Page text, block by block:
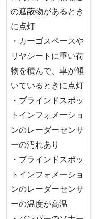
の遮蔽物があるとき
に点灯
・カーゴスペースや
リヤシートに重い荷
物を積んで、車が傾
いているときに点灯
・ブラインドスポッ
トインフォメーショ
ンのレーダーセンサ
ーの汚れあり
・ブラインドスポッ
トインフォメーショ
ンのレーダーセンサ
ーの温度が高温